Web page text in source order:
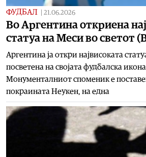
ФУДБАЛ 21.06.2026
Во Аргентина откриена
статуа на Меси во светот
Аргентина ја откри највисоката
посветена на својата фудбалска
Монументалниот споменик е
покраината Неукен, на една